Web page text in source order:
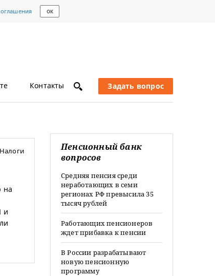
ОК
Контакты Задать вопрос
Налоги
на
и
Пенсионный банк
вопросов
Средняя пенсия среди
неработающих в семи
регионах РФ превысила 35
тысяч рублей
Работающих пенсионеров
ждет прибавка к пенсии
В России разрабатывают
новую пенсионную
программу